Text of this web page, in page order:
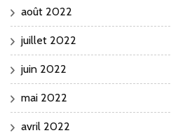
août 2022
juillet 2022
juin 2022
mai 2022
avril 2022